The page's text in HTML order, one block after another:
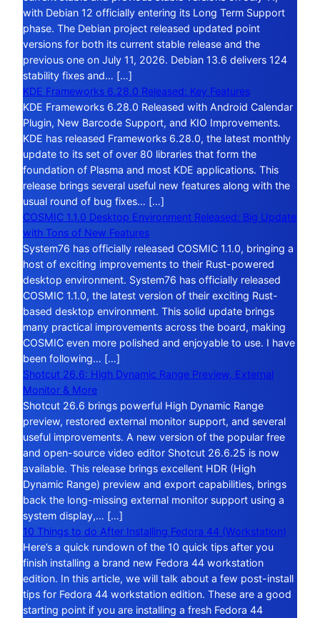
with Debian 12 officially entering its Long Term Support
phase. The Debian project released updated point
versions for both its current stable release and the
previous one on July 11, 2026. Debian 13.6 delivers 124
stability fixes and… […]
KDE Frameworks 6.28.0 Released: Key Features
KDE Frameworks 6.28.0 Released with Android Calendar
Plugin, New Barcode Support, and KIO Improvements.
KDE has released Frameworks 6.28.0, the latest monthly
update to its set of over 80 libraries that form the
foundation of Plasma and most KDE applications. This
release brings several useful new features along with the
usual round of bug fixes… […]
COSMIC 1.1.0 Desktop Environment Released: Big Update
with Tons of New Features
System76 has officially released COSMIC 1.1.0, bringing a
host of exciting improvements to their Rust-powered
desktop environment. System76 has officially released
COSMIC 1.1.0, the latest version of their exciting Rust-
based desktop environment. This solid update brings
many practical improvements across the board, making
COSMIC even more polished and enjoyable to use. I have
been following… […]
Shotcut 26.6: High Dynamic Range Preview, External
Monitor & More
Shotcut 26.6 brings powerful High Dynamic Range
preview, restored external monitor support, and several
useful improvements. A new version of the popular free
and open-source video editor Shotcut 26.6.25 is now
available. This release brings excellent HDR (High
Dynamic Range) preview and export capabilities, brings
back the long-missing external monitor support using a
system display,… […]
10 Things to do After Installing Fedora 44 (Workstation)
Here’s a quick rundown of the 10 quick tips after you
finish installing a brand new Fedora 44 workstation
edition. In this article, we will talk about a few post-install
tips for Fedora 44 workstation edition. These are a good
starting point if you are installing a fresh Fedora 44